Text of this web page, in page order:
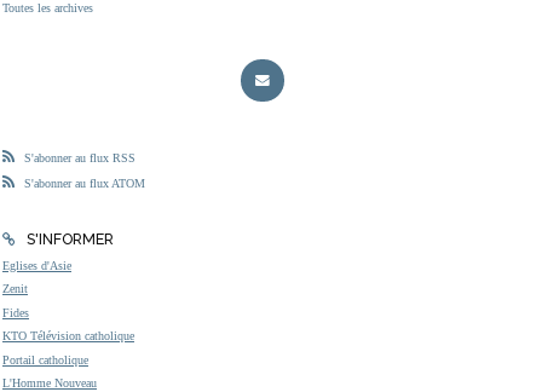
Toutes les archives
S'abonner au flux RSS
S'abonner au flux ATOM
S'INFORMER
Eglises d'Asie
Zenit
Fides
KTO Télévision catholique
Portail catholique
L'Homme Nouveau